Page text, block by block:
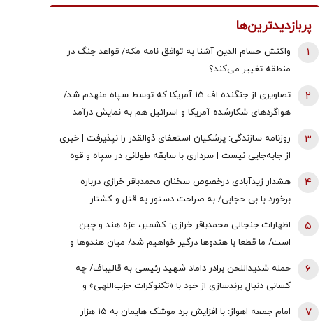
پربازدیدترین‌ها
واکنش حسام الدین آشنا به توافق نامه مکه/ قواعد جنگ در
منطقه تغییر می‌کند؟
1
تصاویری از جنگنده اف 15 آمریکا که توسط سپاه منهدم شد/
هواگردهای شکارشده آمریکا و اسرائیل هم به نمایش درآمد
2
روزنامه سازندگی: پزشکیان استعفای ذوالقدر را نپذیرفت | خبری
از جابه‌جایی نیست | سرداری با سابقه طولانی در سپاه و قوه
3
هشدار زیدآبادی درخصوص سخنان محمدباقر خرازی درباره
برخورد با بی حجابی/ به صراحت دستور به قتل و کشتار
خطرناکی آزاد است؟
4
اظهارات جنجالی محمدباقر خرازی: کشمیر، غزه هند و چین
است/ ما قطعا با هندوها درگیر خواهیم شد/ میان هندوها و
5
حمله شدیداللحن برادر داماد شهید رئیسی به قالیباف/ چه
کسانی دنبال برندسازی از خود با «تکنوکرات حزب‌اللهی» و
6
امام‌ جمعه اهواز: با افزایش برد موشک هایمان به ۱۵ هزار
7